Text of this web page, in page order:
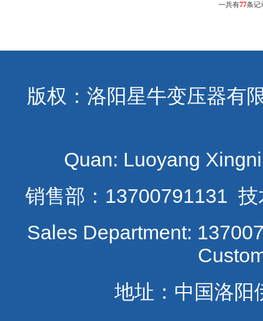
一共有77条记
版权：洛阳星牛变压器有
Quan: Luoyang
销售部：13700791131
Sales Department:
地址：中国洛阳